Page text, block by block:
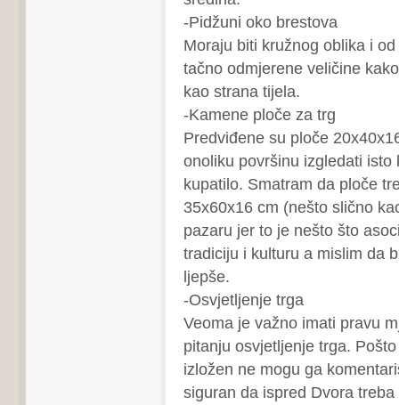
-Pidžuni oko brestova
Moraju biti kružnog oblika i
tačno odmjerene veličine
kao strana tijela.
-Kamene ploče za trg
Predviđene su ploče
onoliku površinu izgledati isto
kupatilo. Smatram da ploče
35x60x16 cm (nešto slično
pazaru jer to je nešto što
tradiciju i kulturu a mislim da
ljepše.
-Osvjetljenje trga
Veoma je važno imati pravu
pitanju osvjetljenje trga.
izložen ne mogu ga
siguran da ispred Dvora